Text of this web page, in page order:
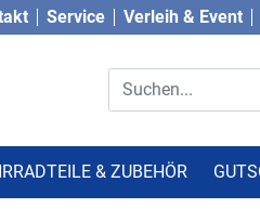
Service Verleih & Event
& ZUBEHÖR